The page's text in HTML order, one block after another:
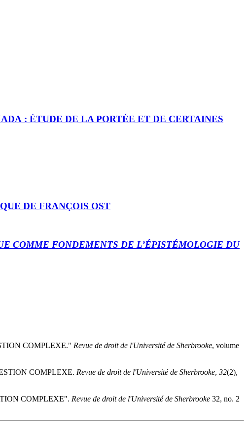
: ÉTUDE DE LA PORTÉE ET DE CERTAINES
DE FRANÇOIS OST
COMME FONDEMENTS DE L’ÉPISTÉMOLOGIE DU
COMPLEXE." Revue de droit de l'Université de Sherbrooke, volume
COMPLEXE. Revue de droit de l'Université de Sherbrooke, 32(2),
COMPLEXE". Revue de droit de l'Université de Sherbrooke 32, no. 2